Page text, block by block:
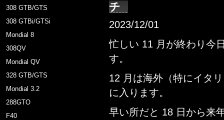
308 GTB/GTS
308 GTBi/GTSi
Mondial 8
308QV
Mondial QV
328 GTB/GTS
Mondial 3.2
288GTO
F40
チ
2023/12/01
忙しい 11 月が終わり今
す。
12 月は海外（特にイタ
に入ります。
早い所だと 18 日から来